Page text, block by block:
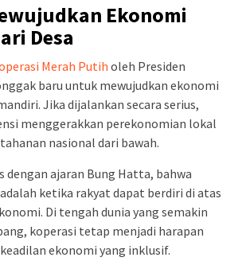
Ekonomi
Desa
Merah Putih oleh Presiden
baru untuk mewujudkan ekonomi
Jika dijalankan secara serius,
menggerakkan perekonomian lokal
nasional dari bawah.
dengan ajaran Bung Hatta, bahwa
ketika rakyat dapat berdiri di atas
Di tengah dunia yang semakin
koperasi tetap menjadi harapan
ekonomi yang inklusif.